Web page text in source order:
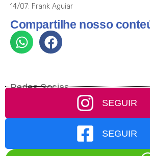
14/07: Frank Aguiar
Compartilhe nosso
Redes Socias
SEGUIR
SEGUIR